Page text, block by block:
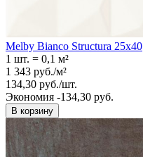
Melby Bianco Structura 25х40
1 шт. = 0,1 м²
1 343 руб./м²
134,30 руб./шт.
Экономия -134,30 руб.
В корзину